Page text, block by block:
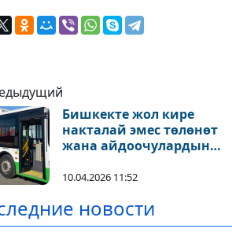
Бишкекте жол кире
накталай эмес төлөнөт
жана айдоочулардын
10.04.2026 11:52
новости